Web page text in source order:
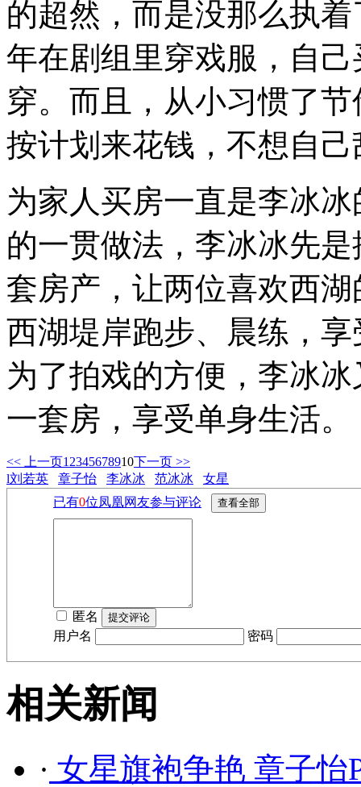
的超然，而是没那么执
年在剧组里穿戏服，自
穿。而且，从小习惯了
按计划来花钱，不想自己
为家人买房一直是李冰
的一贯做法，李冰冰先
套房产，让两位喜欢西
西湖堤岸跑步、晨练，
为了拍戏的方便，李冰
一套房，享受单身生活。
<< 上一页1 2345678910下一页 >>
l刘若英
章子怡 李冰冰 范冰冰
女星
已有0位凤凰网友参与评论
匿名
用户名
密码
相关新闻
· 女星旗袍争艳 章子怡